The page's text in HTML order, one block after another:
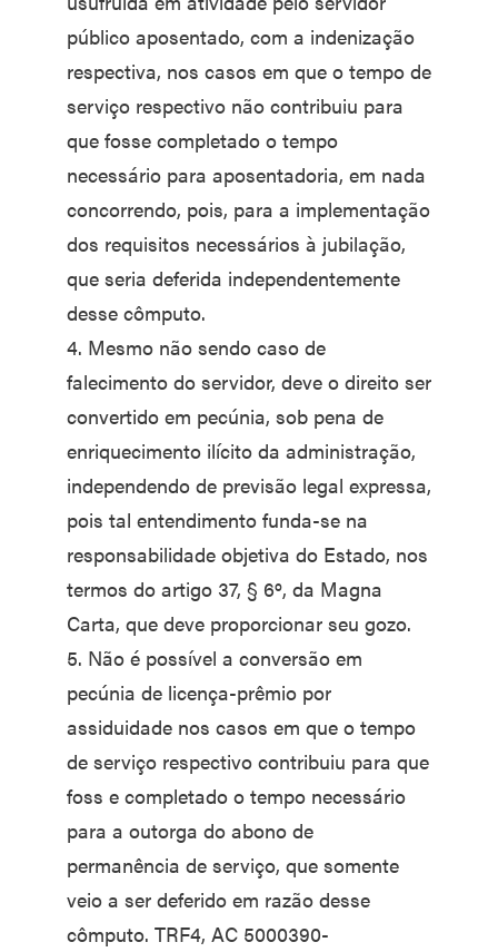
público aposentado, com a indenização
respectiva, nos casos em que o tempo de
serviço respectivo não contribuiu para
que fosse completado o tempo
necessário para aposentadoria, em nada
concorrendo, pois, para a implementação
dos requisitos necessários à jubilação,
que seria deferida independentemente
desse cômputo.
4. Mesmo não sendo caso de
falecimento do servidor, deve o direito ser
convertido em pecúnia, sob pena de
enriquecimento ilícito da administração,
independendo de previsão legal expressa,
pois tal entendimento funda-se na
responsabilidade objetiva do Estado, nos
termos do artigo 37, § 6º, da Magna
Carta, que deve proporcionar seu gozo.
5. Não é possível a conversão em
pecúnia de licença-prêmio por
assiduidade nos casos em que o tempo
de serviço respectivo contribuiu para que
foss e completado o tempo necessário
para a outorga do abono de
permanência de serviço, que somente
veio a ser deferido em razão desse
cômputo. TRF4, AC 5000390-